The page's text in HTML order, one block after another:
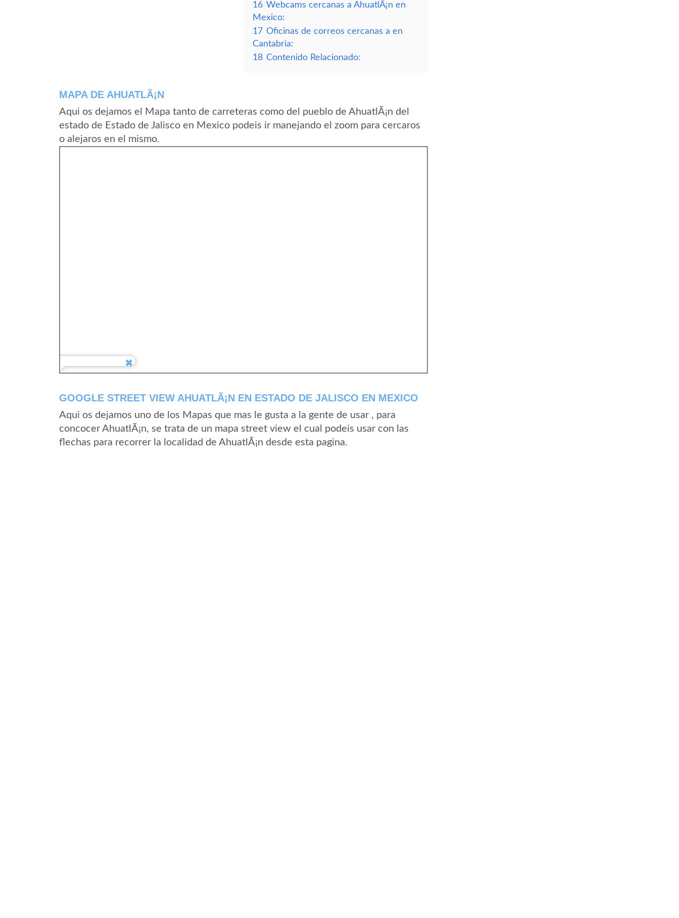
16 Webcams cercanas a AhuatlÃ¡n en
Mexico:
17 Oficinas de correos cercanas a en
Cantabria:
18 Contenido Relacionado:
MAPA DE AHUATLÃ¡N
Aqui os dejamos el Mapa tanto de carreteras como del pueblo de AhuatlÃ¡n del
estado de Estado de Jalisco en Mexico podeis ir manejando el zoom para cercaros
o alejaros en el mismo.
GOOGLE STREET VIEW AHUATLÃ¡N EN ESTADO DE JALISCO EN MEXICO
Aqui os dejamos uno de los Mapas que mas le gusta a la gente de usar , para
concocer AhuatlÃ¡n, se trata de un mapa street view el cual podeis usar con las
flechas para recorrer la localidad de AhuatlÃ¡n desde esta pagina.